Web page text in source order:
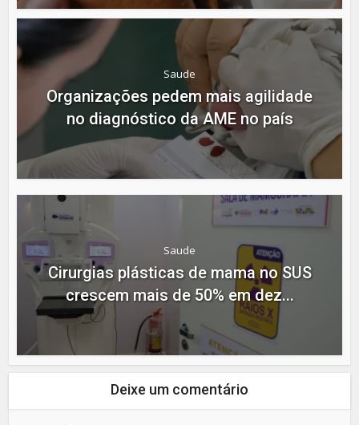
Saude
Organizações pedem mais agilidade
no diagnóstico da AME no país
Saude
Cirurgias plásticas de mama no SUS
crescem mais de 50% em dez...
Deixe um comentário